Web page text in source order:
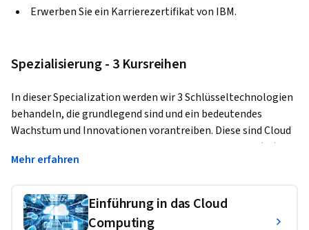
Erwerben Sie ein Karrierezertifikat von IBM.
Spezialisierung - 3 Kursreihen
In dieser Specialization werden wir 3 Schlüsseltechnologien
behandeln, die grundlegend sind und ein bedeutendes
Wachstum und Innovationen vorantreiben. Diese sind Cloud
Computing, Data Science und Künstliche Intelligenz (KI).
Fast jedes Unternehmen, das sich modernisieren oder
vorankommen will, und jeder, der dort arbeitet, muss diese
wichtigen Technologien verstehen und nutzen.
Mehr erfahren
Einführung in das Cloud
Computing